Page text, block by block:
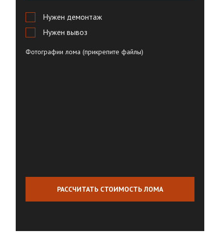
Нужен демонтаж
Нужен вывоз
Фотографии лома (прикрепите файлы)
РАССЧИТАТЬ СТОИМОСТЬ ЛОМА